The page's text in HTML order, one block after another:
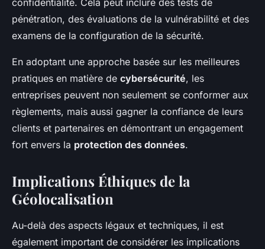
confidentialité. Cela peut inclure des tests de
pénétration, des évaluations de la vulnérabilité et des
examens de la configuration de la sécurité.
En adoptant une approche basée sur les meilleures
pratiques en matière de cybersécurité, les
entreprises peuvent non seulement se conformer aux
règlements, mais aussi gagner la confiance de leurs
clients et partenaires en démontrant un engagement
fort envers la protection des données.
Implications Éthiques de la
Géolocalisation
Au-delà des aspects légaux et techniques, il est
également important de considérer les implications